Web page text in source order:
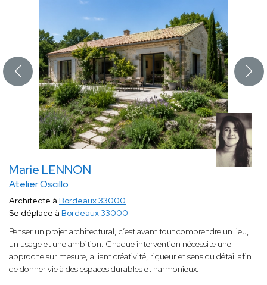
Marie LENNON
Atelier Oscillo
Architecte à Bordeaux 33000
Se déplace à Bordeaux 33000
Penser un projet architectural, c’est avant tout comprendre un lieu,
un usage et une ambition. Chaque intervention nécessite une
approche sur mesure, alliant créativité, rigueur et sens du détail afin
de donner vie à des espaces durables et harmonieux.